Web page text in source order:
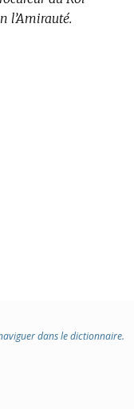
l’Amirauté.
dans le dictionnaire.